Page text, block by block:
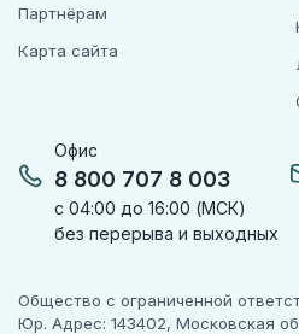
Офис
8 800 707 8 003
с 04:00 до 16:00 (МСК)
без перерыва и выходных
Партнёрам
Карта сайта
Общество с ограниченной
Юр. Адрес: 143402, Московская